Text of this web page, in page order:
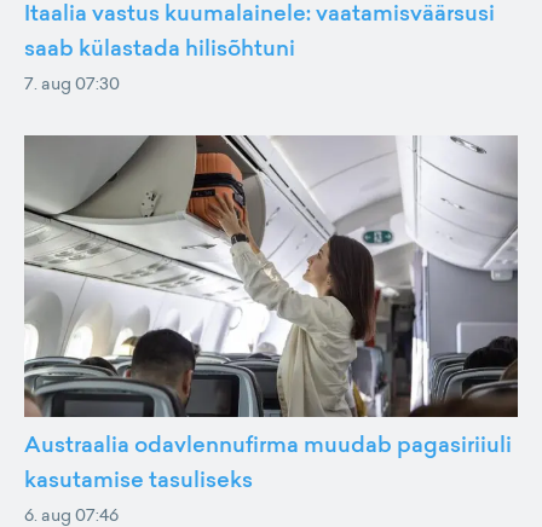
Itaalia vastus kuumalainele: vaatamisväärsusi
saab külastada hilisõhtuni
7. aug 07:30
Austraalia odavlennufirma muudab pagasiriiuli
kasutamise tasuliseks
6. aug 07:46